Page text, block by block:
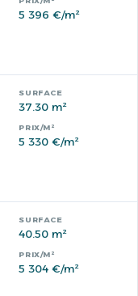
5 396 €/m²
37.30 m²
5 330 €/m²
40.50 m²
5 304 €/m²